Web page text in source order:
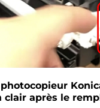
après le